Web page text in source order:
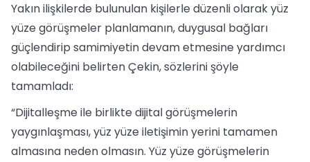
Yakın ilişkilerde bulunulan kişilerle düzenli olarak yüz
yüze görüşmeler planlamanın, duygusal bağları
güçlendirip samimiyetin devam etmesine yardımcı
olabileceğini belirten Çekin, sözlerini şöyle
tamamladı:
“Dijitalleşme ile birlikte dijital görüşmelerin
yaygınlaşması, yüz yüze iletişimin yerini tamamen
almasına neden olmasın. Yüz yüze görüşmelerin